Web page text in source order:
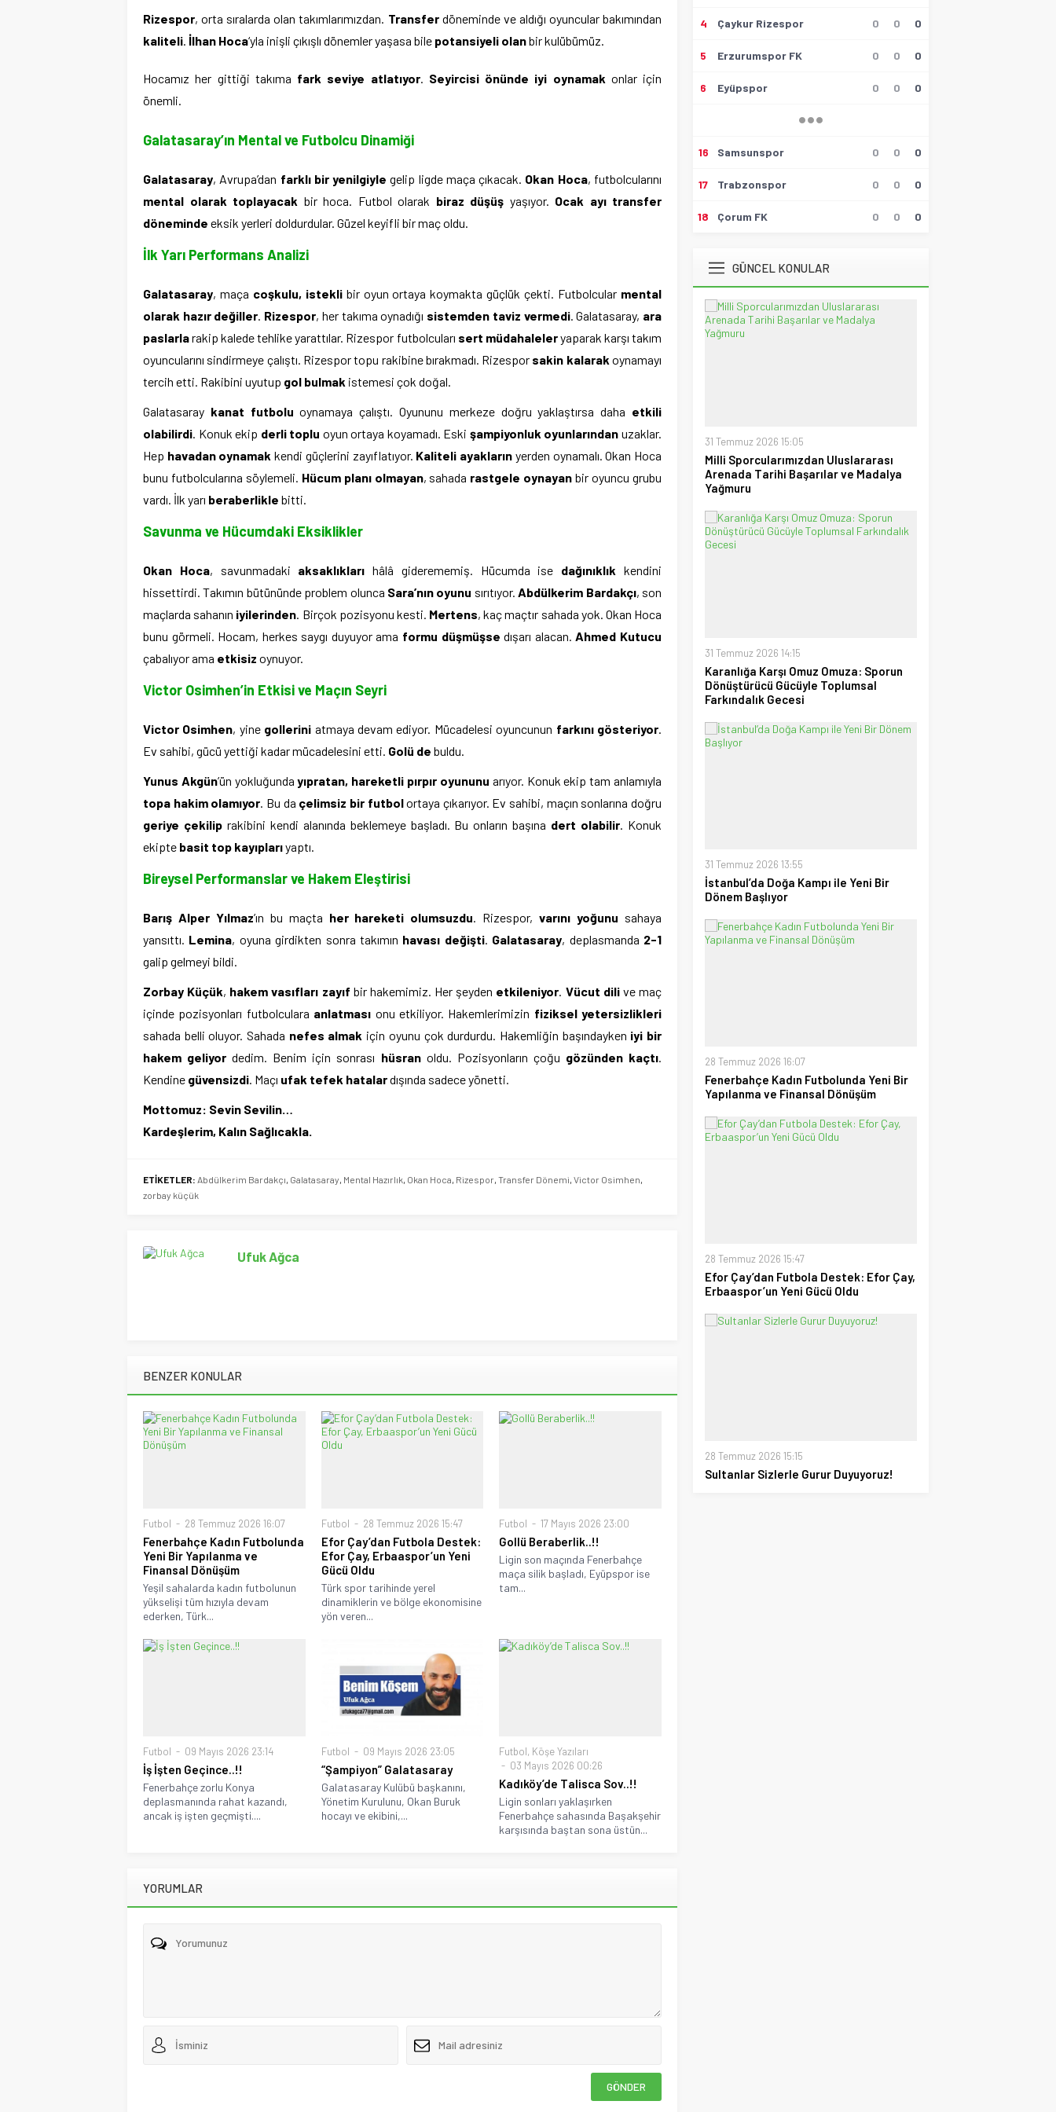
Rizespor, orta sıralarda olan takımlarımızdan. Transferdöneminde ve aldığı oyuncular bakımından
kaliteli. İlhan Hoca‘yla inişli çıkışlı dönemler yaşasa bile potansiyeli olanbir kulübümüz.
Hocamız her gittiği takıma fark seviye atlatıyor. Seyircisi önünde iyi oynamak onlar için
önemli.
Galatasaray’ın Mental ve Futbolcu Dinamiği
Galatasaray, Avrupa’dan farklı bir yenilgiyle gelip ligde maça çıkacak. Okan Hoca, futbolcularını
mental olarak toplayacak bir hoca. Futbol olarak biraz düşüş yaşıyor. Ocak ayı transfer
döneminde eksik yerleri doldurdular. Güzel keyifli bir maç oldu.
İlk Yarı Performans Analizi
Galatasaray, maça coşkulu, isteklibir oyun ortaya koymakta güçlük çekti. Futbolcular mental
olarak hazır değiller. Rizespor, her takıma oynadığı sistemden taviz vermedi. Galatasaray, ara
paslarlarakip kalede tehlike yarattılar. Rizespor futbolcuları sert müdahaleleryaparak karşı takım
oyuncularını sindirmeye çalıştı. Rizespor topu rakibine bırakmadı. Rizespor sakin kalarak oynamayı
tercih etti. Rakibini uyutup gol bulmak istemesi çok doğal.
Galatasaray kanat futbolu oynamaya çalıştı. Oyununu merkeze doğru yaklaştırsa daha etkili
olabilirdi. Konuk ekip derli toplu oyun ortaya koyamadı. Eski şampiyonluk oyunlarından uzaklar.
Hep havadan oynamak kendi güçlerini zayıflatıyor. Kaliteli ayakların yerden oynamalı. Okan Hoca
bunu futbolcularına söylemeli. Hücum planı olmayan, sahada rastgele oynayan bir oyuncu grubu
vardı. İlk yarı beraberlikle bitti.
Savunma ve Hücumdaki Eksiklikler
Okan Hoca, savunmadaki aksaklıkları hâlâ giderememiş. Hücumda ise dağınıklık kendini
hissettirdi. Takımın bütününde problem olunca Sara’nın oyunu sırıtıyor.Abdülkerim Bardakçı, son
maçlarda sahanın iyilerinden. Birçok pozisyonu kesti. Mertens, kaç maçtır sahada yok. Okan Hoca
bunu görmeli. Hocam, herkes saygı duyuyor ama formu düşmüşse dışarı alacan.Ahmed Kutucu
çabalıyor ama etkisiz oynuyor.
Victor Osimhen’in Etkisi ve Maçın Seyri
Victor Osimhen, yine gollerini atmaya devam ediyor. Mücadelesi oyuncunun farkını gösteriyor.
Ev sahibi, gücü yettiği kadar mücadelesini etti. Golü de buldu.
Yunus Akgün’ün yokluğundayıpratan, hareketli pırpır oyununu arıyor. Konuk ekip tam anlamıyla
topa hakim olamıyor. Bu da çelimsiz bir futbolortaya çıkarıyor. Ev sahibi, maçın sonlarına doğru
geriye çekiliprakibini kendi alanında beklemeye başladı. Bu onların başına dert olabilir. Konuk
ekipte basit top kayıplarıyaptı.
Bireysel Performanslar ve Hakem Eleştirisi
Barış Alper Yılmaz’ın bu maçta her hareketi olumsuzdu. Rizespor,varını yoğunu sahaya
yansıttı. Lemina, oyuna girdikten sonra takımın havası değişti. Galatasaray, deplasmanda 2-1
galip gelmeyi bildi.
Zorbay Küçük, hakem vasıfları zayıf bir hakemimiz. Her şeyden etkileniyor. Vücut dilive maç
içinde pozisyonları futbolculara anlatması onu etkiliyor. Hakemlerimizin fiziksel yetersizlikleri
sahada belli oluyor. Sahada nefes almak için oyunu çok durdurdu. Hakemliğin başındayken iyi bir
hakem geliyor dedim. Benim için sonrası hüsranoldu. Pozisyonların çoğu gözünden kaçtı.
Kendine güvensizdi. Maçı ufak tefek hatalardışında sadece yönetti.
Mottomuz: Sevin Sevilin…
Kardeşlerim, Kalın Sağlıcakla.
ETİKETLER: Abdülkerim Bardakçı, Galatasaray, Mental Hazırlık, Okan Hoca, Rizespor, Transfer Dönemi, Victor Osimhen,
zorbay küçük
Ufuk Ağca
BENZER KONULAR
Futbol 28 Temmuz 2026 16:07
Fenerbahçe Kadın Futbolunda
Yeni Bir Yapılanma ve
Finansal Dönüşüm
Yeşil sahalarda kadın futbolunun
yükselişi tüm hızıyla devam
ederken, Türk...
Futbol 28 Temmuz 2026 15:47
Efor Çay’dan Futbola Destek:
Efor Çay, Erbaaspor’un Yeni
Gücü Oldu
Türk spor tarihinde yerel
dinamiklerin ve bölge ekonomisine
yön veren...
Futbol 17 Mayıs 2026 23:00
Gollü Beraberlik..!!
Ligin son maçında Fenerbahçe
maça silik başladı, Eyüpspor ise
tam...
Futbol 09 Mayıs 2026 23:14
İş İşten Geçince..!!
Fenerbahçe zorlu Konya
deplasmanında rahat kazandı,
ancak iş işten geçmişti....
Futbol 09 Mayıs 2026 23:05
“Şampiyon” Galatasaray
Galatasaray Kulübü başkanını,
Yönetim Kurulunu, Okan Buruk
hocayı ve ekibini,...
Futbol, Köşe Yazıları
03 Mayıs 2026 00:26
Kadıköy’de Talisca Sov..!!
Ligin sonları yaklaşırken
Fenerbahçe sahasında Başakşehir
karşısında baştan sona üstün...
YORUMLAR
17 Mayıs 2026 23:00
Yönetecek Hakemler Belli
19 Ağustos 2021 21:05
UEFA Son 16 Turu’nda
Forest!
100. Gazi Koşusu’nda zafere
uzanan Bay Nalçakan oldu
Ufuk Ağca
“Şampiyon” Galatasaray
09 Mayıs 2026 23:05
4 Çaykur Rizespor 0 0 0
5 Erzurumspor FK 0 0 0
6 Eyüpspor 0 0 0
16 Samsunspor 0 0 0
17 Trabzonspor 0 0 0
18 Çorum FK 0 0 0
GÜNCEL KONULAR
31 Temmuz 2026 15:05
Milli Sporcularımızdan Uluslararası
Arenada Tarihi Başarılar ve Madalya
Yağmuru
31 Temmuz 2026 14:15
Karanlığa Karşı Omuz Omuza: Sporun
Dönüştürücü Gücüyle Toplumsal
Farkındalık Gecesi
31 Temmuz 2026 13:55
İstanbul’da Doğa Kampı ile Yeni Bir
Dönem Başlıyor
28 Temmuz 2026 16:07
Fenerbahçe Kadın Futbolunda Yeni Bir
Yapılanma ve Finansal Dönüşüm
28 Temmuz 2026 15:47
Efor Çay’dan Futbola Destek: Efor Çay,
Erbaaspor’un Yeni Gücü Oldu
28 Temmuz 2026 15:15
Sultanlar Sizlerle Gurur Duyuyoruz!